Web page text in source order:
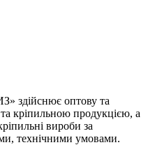
здійснює оптову та
кріпильною продукцією, а
вироби за
технічними умовами.